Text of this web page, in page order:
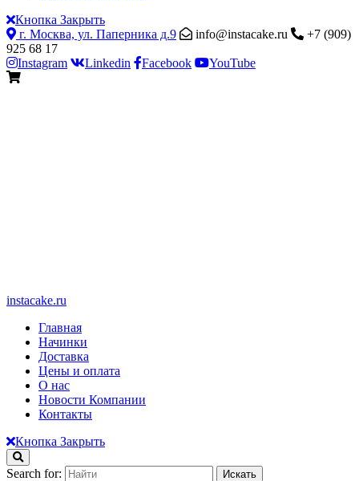
Кнопка Закрыть
г. Москва, ул. Паперника д.9
info@instacake.ru
+7 (909)
925 68 17
Instagram
Linkedin Facebook YouTube
instacake.ru
Главная
Начинки
Доставка
Цены и оплата
О нас
Новости Компании
Контакты
Кнопка Закрыть
Search for: